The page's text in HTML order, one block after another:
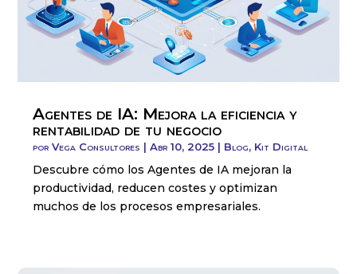
Agentes de IA: Mejora la eficiencia y
rentabilidad de tu negocio
porVega Consultores |Abr 10, 2025 | Blog, Kit Digital
Descubre cómo los Agentes de IA mejoran la
productividad, reducen costes y optimizan
muchos de los procesos empresariales.